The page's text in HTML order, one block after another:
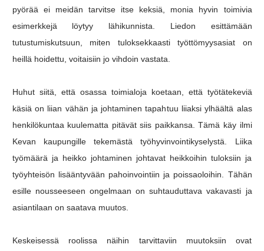
pyörää ei meidän tarvitse itse keksiä, monia hyvin toimivia
esimerkkejä löytyy lähikunnista. Liedon esittämään
tutustumiskutsuun, miten tuloksekkaasti työttömyysasiat on
heillä hoidettu, voitaisiin jo vihdoin vastata.
Huhut siitä, että osassa toimialoja koetaan, että työtätekeviä
käsiä on liian vähän ja johtaminen tapahtuu liiaksi ylhäältä alas
henkilökuntaa kuulematta pitävät siis paikkansa. Tämä käy ilmi
Kevan kaupungille tekemästä työhyvinvointikyselystä. Liika
työmäärä ja heikko johtaminen johtavat heikkoihin tuloksiin ja
työyhteisön lisääntyvään pahoinvointiin ja poissaoloihin. Tähän
esille nousseeseen ongelmaan on suhtauduttava vakavasti ja
asiantilaan on saatava muutos.
Keskeisessä roolissa näihin tarvittaviin muutoksiin ovat